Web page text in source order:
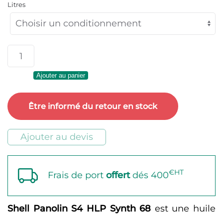
à
Litres
quantité
de
Panolin
S4
HLP
Synth
Ajouter au panier
Être informé du retour en stock
Ajouter au devis
Frais de port offertdés 400€HT
Shell Panolin S4 HLP Synth 68 est une huile